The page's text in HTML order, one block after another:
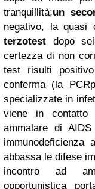
tranquillità;un
negativo, la quasi
terzotest dopo
certezza di non
test risulti
conferma (la
specializzate in
viene in contatto
ammalare di
abbassa le difese
incontro ad
opportunistica